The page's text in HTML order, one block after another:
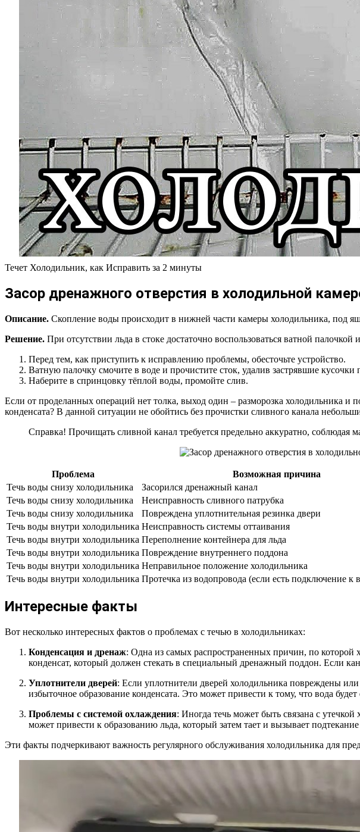
Течет Холодильник, как Исправить за 2 минуты
Засор дренажного отверстия в холодильной
Описание. Скопление воды происходит в нижней части камеры холодильника, под
Решение. При отсутствии льда в стоке достаточно воспользоваться ватной
Перед тем, как приступить к исправлению проблемы, обесточьте устройство.
Ватную палочку смочите в воде и прочистите сток, удалив застрявшие кусочки
Наберите в спринцовку тёплой воды, промойте слив.
Если от проделанных операций нет толка, выход один – разморозка холодильника
конденсата? В данной ситуации не обойтись без прочистки сливного канала
Справка! Прочищать сливной канал требуется предельно аккуратно,
Проблема Возможная причина
Течь воды снизу холодильника
Засорился дренажный канал
Течь воды снизу холодильника
Неисправность сливного патрубка
Течь воды снизу холодильника
Повреждена уплотнительная резинка двери
Течь воды внутри холодильника Неисправность системы оттаивания
Течь воды внутри холодильника Переполнение контейнера для льда
Течь воды внутри холодильника Повреждение внутреннего поддона
Течь воды внутри холодильника Неправильное положение холодильника
Течь воды внутри холодильника Протечка из водопровода (если есть подключение к
Интересные факты
Вот несколько интересных фактов о проблемах с течью в холодильниках:
Конденсация и дренаж: Одна из самых распространенных причин, по которой
конденсат, который должен стекать в специальный дренажный поддон. Если
Уплотнители дверей: Если уплотнители дверей холодильника повреждены
избыточное образование конденсата. Это может привести к тому, что вода
Проблемы с системой охлаждения: Иногда течь может быть связана с
может привести к образованию льда, который затем тает и вызывает
Эти факты подчеркивают важность регулярного обслуживания холодильника для